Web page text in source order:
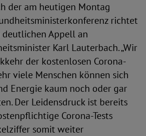
der am heutigen Montag
richtet
deutlichen Appell an
Karl Lauterbach. „Wir
der kostenlosen Corona-
viele Menschen können sich
Energie kaum noch oder gar
Der Leidensdruck ist bereits
Corona-Tests
somit weiter